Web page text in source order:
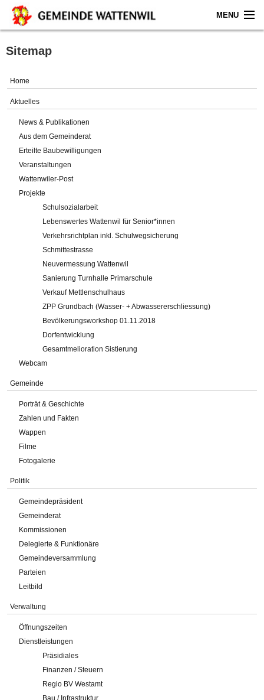
MENU
Home
Gemeinde
Verwaltung
Online-Service
Impressum
Sitemap
Home
Aktuelles
News & Publikationen
Aus dem Gemeinderat
Erteilte Baubewilligungen
Veranstaltungen
Wattenwiler-Post
Projekte
Schulsozialarbeit
Lebenswertes Wattenwil für Senior*innen
Verkehrsrichtplan inkl. Schulwegsicherung
Schmittestrasse
Neuvermessung Wattenwil
Sanierung Turnhalle Primarschule
Verkauf Mettlenschulhaus
ZPP Grundbach (Wasser- + Abwassererschliessung)
Bevölkerungsworkshop 01.11.2018
Dorfentwicklung
Gesamtmelioration Sistierung
Webcam
Gemeinde
Porträt & Geschichte
Zahlen und Fakten
Wappen
Filme
Fotogalerie
Politik
Gemeindepräsident
Gemeinderat
Kommissionen
Delegierte & Funktionäre
Gemeindeversammlung
Parteien
Leitbild
Verwaltung
Öffnungszeiten
Dienstleistungen
Präsidiales
Finanzen / Steuern
Regio BV Westamt
Bau / Infrastruktur